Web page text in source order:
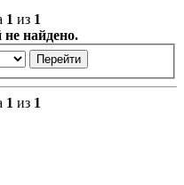
1 из 1
найдено.
1 из 1